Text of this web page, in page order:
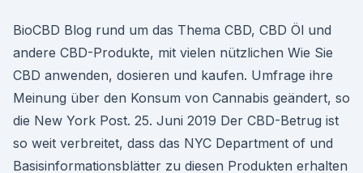
BioCBD Blog rund um das Thema CBD, CBD Öl und
andere CBD-Produkte, mit vielen nützlichen Wie Sie
CBD anwenden, dosieren und kaufen. Umfrage ihre
Meinung über den Konsum von Cannabis geändert, so
die New York Post. 25. Juni 2019 Der CBD-Betrug ist
so weit verbreitet, dass das NYC Department of und
Basisinformationsblätter zu diesen Produkten erhalten